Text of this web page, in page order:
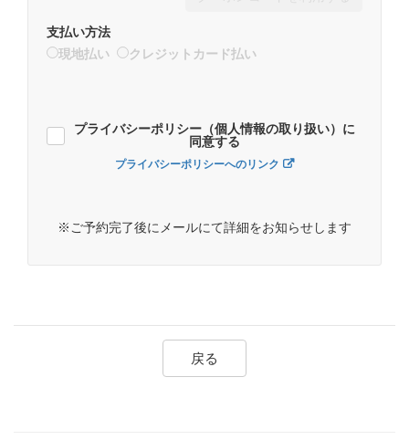
支払い方法
現地払い
クレジットカード払い
プライバシーポリシー（個人情報の取り扱い）に
同意する
プライバシーポリシーへのリンク
※ご予約完了後にメールにて詳細をお知らせします
戻る